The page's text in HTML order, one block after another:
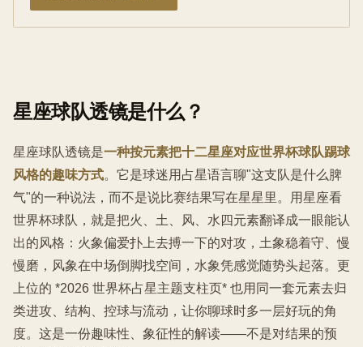
星座球队透镜是什么？
星座球队透镜是一种按元素把十二星座对应世界杯球队踢球
风格的趣味方式。它是球迷用占星语言聊"这支队是什么脾
气"的一种说法，而不是说比赛结果写在星星里。用星座看
世界杯球队，就是把火、土、风、水四元素翻译成一眼能认
出的风格：火象偏爱扑上去搏一下的对攻，土象稳着守、慢
慢磨，风象在中场倒脚找空间，水象凭感觉随势头起落。更
上位的 *2026 世界杯占星主题支柱页* 也用同一套元素去归
类进攻、结构、控球与流动，让你聊球时多一层好玩的角
度。这是一份趣味性、象征性的解读——不是对结果的预